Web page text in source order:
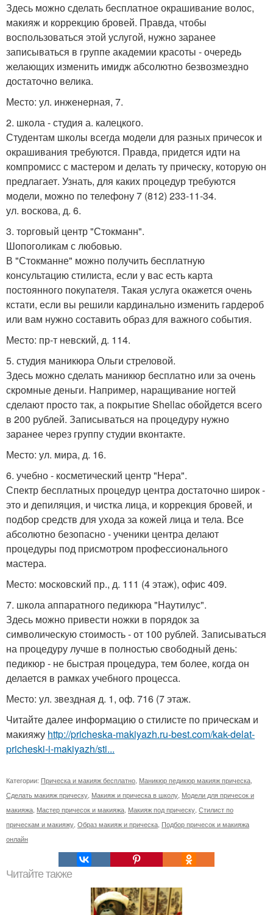
Здесь можно сделать бесплатное окрашивание волос,
макияж и коррекцию бровей. Правда, чтобы
воспользоваться этой услугой, нужно заранее
записываться в группе академии красоты - очередь
желающих изменить имидж абсолютно безвозмездно
достаточно велика.
Место: ул. инженерная, 7.
2. школа - студия а. калецкого.
Студентам школы всегда модели для разных причесок и
окрашивания требуются. Правда, придется идти на
компромисс с мастером и делать ту прическу, которую он
предлагает. Узнать, для каких процедур требуются
модели, можно по телефону 7 (812) 233-11-34.
ул. воскова, д. 6.
3. торговый центр "Стокманн".
Шопоголикам с любовью.
В "Стокманне" можно получить бесплатную
консультацию стилиста, если у вас есть карта
постоянного покупателя. Такая услуга окажется очень
кстати, если вы решили кардинально изменить гардероб
или вам нужно составить образ для важного события.
Место: пр-т невский, д. 114.
5. студия маникюра Ольги стреловой.
Здесь можно сделать маникюр бесплатно или за очень
скромные деньги. Например, наращивание ногтей
сделают просто так, а покрытие Shellac обойдется всего
в 200 рублей. Записываться на процедуру нужно
заранее через группу студии вконтакте.
Место: ул. мира, д. 16.
6. учебно - косметический центр "Нера".
Спектр бесплатных процедур центра достаточно широк -
это и депиляция, и чистка лица, и коррекция бровей, и
подбор средств для ухода за кожей лица и тела. Все
абсолютно безопасно - ученики центра делают
процедуры под присмотром профессионального
мастера.
Место: московский пр., д. 111 (4 этаж), офис 409.
7. школа аппаратного педикюра "Наутилус".
Здесь можно привести ножки в порядок за
символическую стоимость - от 100 рублей. Записываться
на процедуру лучше в полностью свободный день:
педикюр - не быстрая процедура, тем более, когда он
делается в рамках учебного процесса.
Место: ул. звездная д. 1, оф. 716 (7 этаж.
Читайте далее информацию о стилисте по прическам и
макияжу http://pricheska-makiyazh.ru-best.com/kak-delat-
pricheski-i-makiyazh/sti...
Категории: Прическа и макияж бесплатно Маникюр педикюр макияж прическа
Сделать макияж прическу Макияж и прическа в школу Модели для причесок и
макияжа Мастер причесок и макияжа Макияж под прическу Стилист по
прическам и макияжу Образ макияж и прическа Подбор причесок и макияжа
онлайн
Читайте также